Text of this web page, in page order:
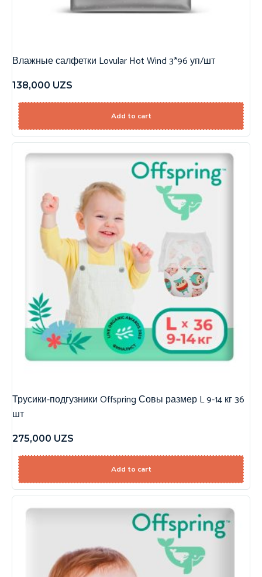
Влажные салфетки Lovular Hot Wind 3*96 уп/шт
138,000 UZS
Add to cart
Трусики-подгузники Offspring Совы размер L 9-14 кг 36
шт
275,000 UZS
Add to cart